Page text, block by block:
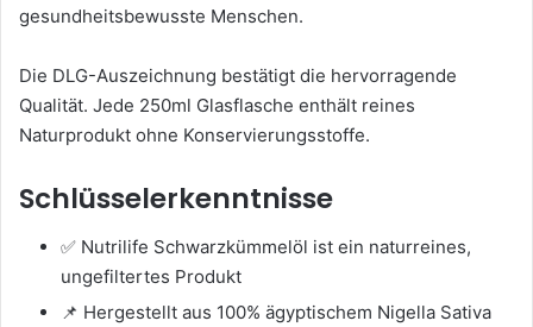
gesundheitsbewusste Menschen.
Die DLG-Auszeichnung bestätigt die hervorragende
Qualität. Jede 250ml Glasflasche enthält reines
Naturprodukt ohne Konservierungsstoffe.
Schlüsselerkenntnisse
✅ Nutrilife Schwarzkümmelöl ist ein naturreines,
ungefiltertes Produkt
📌 Hergestellt aus 100% ägyptischem Nigella Sativa